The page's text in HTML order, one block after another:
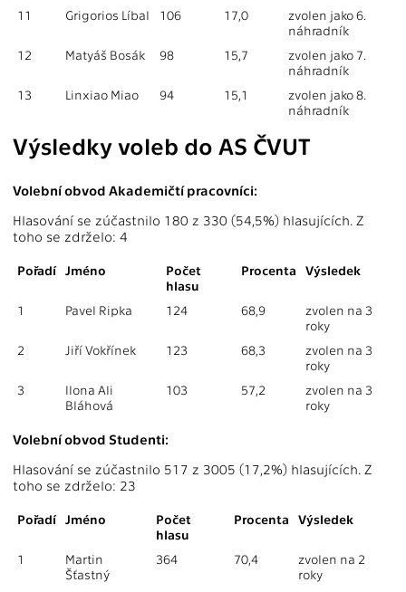
11
Grigorios Líbal 106 17,0
zvolen jako 6.
náhradník
12
Matyáš Bosák 98 15,7
zvolen jako 7.
náhradník
13
Linxiao Miao 94 15,1
zvolen jako 8.
náhradník
Výsledky voleb do AS ČVUT
Volební obvod Akademičtí pracovníci:
Hlasování se zúčastnilo 180 z 330 (54,5%) hlasujících. Z
toho se zdrželo: 4
Pořadí Jméno
Počet
hlasu
Procenta Výsledek
1 Pavel Ripka 124 68,9
zvolen na 3
roky
2
Jiří Vokřínek 123 68,3
zvolen na 3
roky
3
Ilona Ali
Bláhová
103 57,2
zvolen na 3
roky
Volební obvod Studenti:
Hlasování se zúčastnilo 517 z 3005 (17,2%) hlasujících. Z
toho se zdrželo: 23
Pořadí Jméno
Počet
hlasu
Procenta Výsledek
1
Martin
Šťastný
364 70,4
zvolen na 2
roky